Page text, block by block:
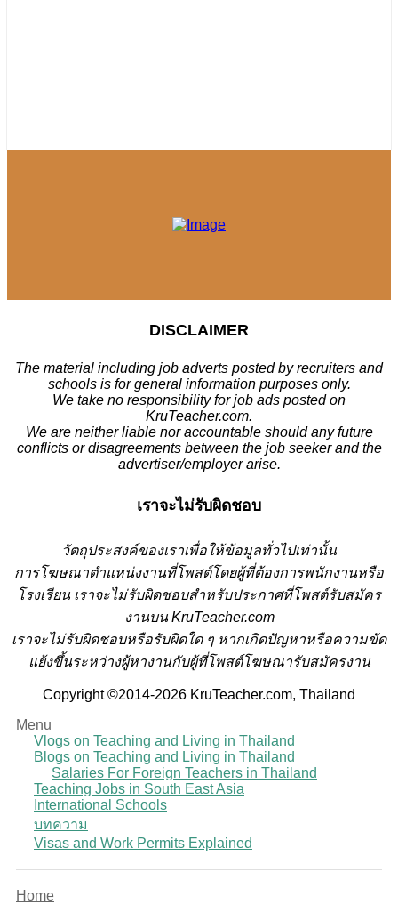
DISCLAIMER
The material including job adverts posted by recruiters and
schools is for general information purposes only.
We take no responsibility for job ads posted on
KruTeacher.com.
We are neither liable nor accountable should any future
conflicts or disagreements between the job seeker and the
advertiser/employer arise.
เราจะไม่รับผิดชอบ
วัตถุประสงค์ของเราเพื่อให้ข้อมูลทั่วไปเท่านั้น
การโฆษณาตำแหน่งงานที่โพสต์โดยผู้ที่ต้องการพนักงานหรือ
โรงเรียน เราจะไม่รับผิดชอบสำหรับประกาศที่โพสต์รับสมัคร
งานบน KruTeacher.com
เราจะไม่รับผิดชอบหรือรับผิดใด ๆ หากเกิดปัญหาหรือความขัด
แย้งขึ้นระหว่างผู้หางานกับผู้ที่โพสต์โฆษณารับสมัครงาน
Copyright ©2014-2026 KruTeacher.com, Thailand
Menu
Vlogs on Teaching and Living in Thailand
Blogs on Teaching and Living in Thailand
Salaries For Foreign Teachers in Thailand
Teaching Jobs in South East Asia
International Schools
บทความ
Visas and Work Permits Explained
Home